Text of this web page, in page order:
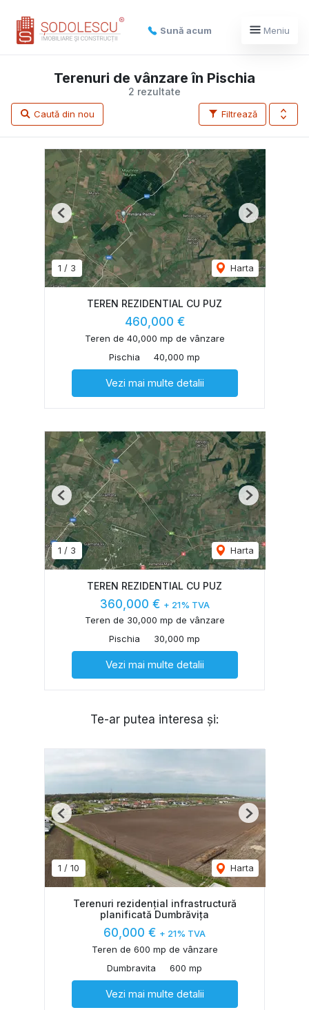
Sună acum Meniu
2 rezultate
Terenuri de vânzare în Pischia
Filtrează
Caută din nou
1 / 3 Harta
Previous Next
TEREN REZIDENTIAL CU PUZ
460,000 €
Teren de 40,000 mp de vânzare
Pischia
40,000 mp
Vezi mai multe detalii
1 / 3 Harta
Previous Next
TEREN REZIDENTIAL CU PUZ
360,000 € + 21% TVA
Teren de 30,000 mp de vânzare
Pischia
30,000 mp
Vezi mai multe detalii
Te-ar putea interesa și:
1 / 10 Harta
Previous Next
Terenuri rezidențial infrastructură
planificată Dumbrăvița
60,000 € + 21% TVA
Teren de 600 mp de vânzare
Dumbravita
600 mp
Vezi mai multe detalii